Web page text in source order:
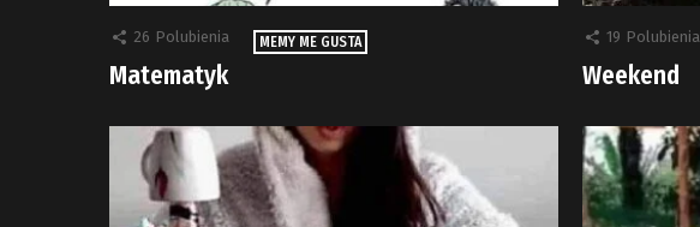
26 Polubienia MEMY ME GUSTA
Matematyk
19 Polubienia
Weekend